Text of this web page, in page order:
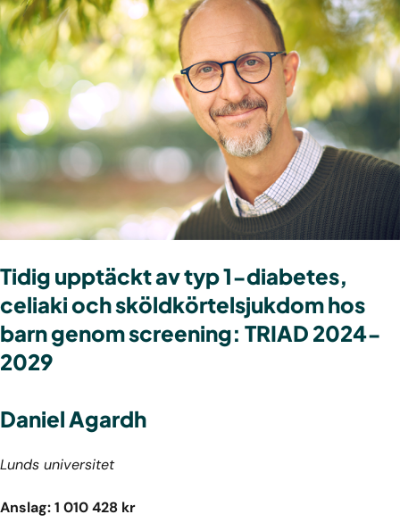
Tidig upptäckt av typ 1-diabetes,
celiaki och sköldkörtelsjukdom hos
barn genom screening: TRIAD 2024-
2029
Daniel Agardh
Lunds universitet
Anslag: 1 010 428 kr